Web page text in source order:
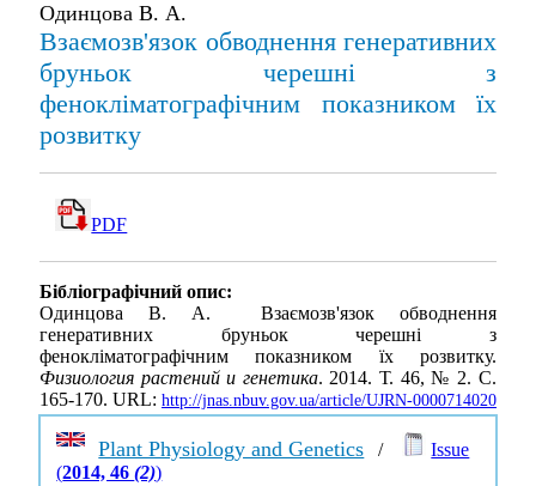
Одинцова В. А.
Взаємозв'язок обводнення генеративних
бруньок черешні з
фенокліматографічним показником їх
розвитку
PDF
Бібліографічний опис:
Одинцова В. А. Взаємозв'язок обводнення
генеративних бруньок черешні з
фенокліматографічним показником їх розвитку.
Физиология растений и генетика. 2014. Т. 46, № 2. С.
165-170. URL: http://jnas.nbuv.gov.ua/article/UJRN-0000714020
Plant Physiology and Genetics /
Issue
(2014, 46(2))